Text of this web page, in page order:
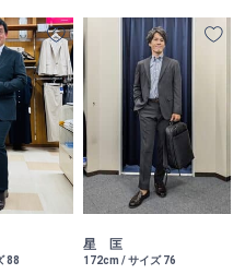
88
星 匡
172cm / サイズ 76